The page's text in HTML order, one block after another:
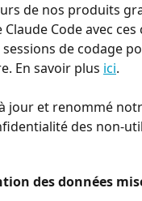
de nos produits
Code avec
de codage
En savoir plus ici.
jour et renommé
des non-
des données